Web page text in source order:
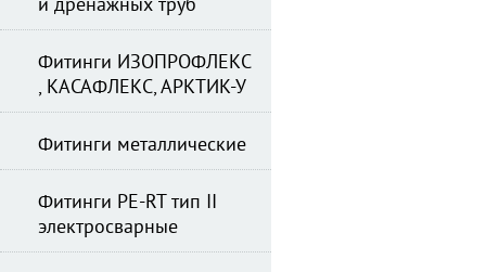
и дренажных труб
Фитинги ИЗОПРОФЛЕКС
, КАСАФЛЕКС, АРКТИК-У
Фитинги металлические
Фитинги PE-RT тип II
электросварные